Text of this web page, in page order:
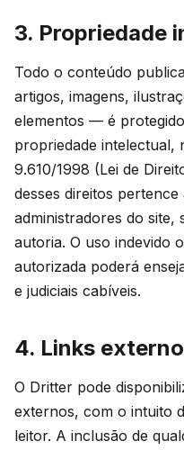
3. Propriedade
Todo o conteúdo
artigos, imagens,
elementos — é
propriedade intelectual,
9.610/1998 (Lei de
desses direitos
administradores do site,
autoria. O uso indevido
autorizada poderá
e judiciais cabíveis.
4. Links
O Dritter pode
externos, com o intuito
leitor. A inclusão de